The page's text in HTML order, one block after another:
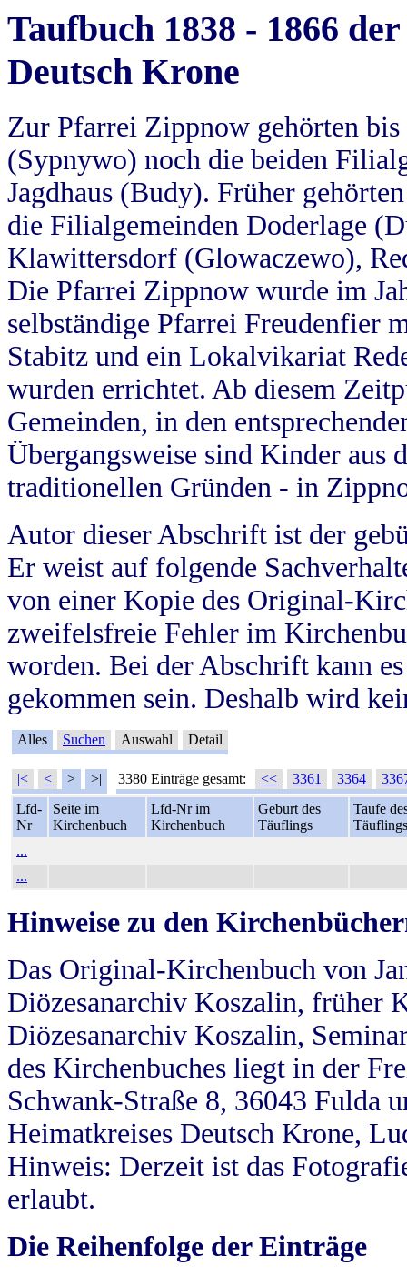
Taufbuch 1838 - 1866
Deutsch Krone
Zur Pfarrei Zippnow gehörten
(Sypnywo) noch die beiden
Jagdhaus (Budy). Früher
die Filialgemeinden Doderlage
Klawittersdorf (Glowaczewo),
Die Pfarrei Zippnow wurde im
selbständige Pfarrei Freudenfier
Stabitz und ein Lokalvikariat
wurden errichtet. Ab diesem
Gemeinden, in den
Übergangsweise sind Kinder aus
traditionellen Gründen - in
Autor dieser Abschrift ist der
Er weist auf folgende
von einer Kopie des Original-
zweifelsfreie Fehler im
worden. Bei der Abschrift kann
gekommen sein. Deshalb wird
Alles Suchen Auswahl Detail
|< < > >| 3380 Einträge gesamt: << 3361 3364
Lfd-
Nr
Seite im
Kirchenbuch
Lfd-Nr im
Kirchenbuch
Geburt des
Täuflings
Taufe
Täuflings
...
...
Hinweise zu den
Das Original-Kirchenbuch von
Diözesanarchiv Koszalin, früher
Diözesanarchiv Koszalin,
des Kirchenbuches liegt in der
Schwank-Straße 8, 36043 Fulda
Heimatkreises Deutsch Krone,
Hinweis: Derzeit ist das
erlaubt.
Die Reihenfolge der Einträge